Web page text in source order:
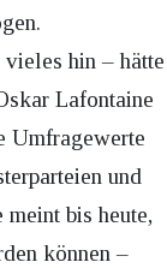
hin – hätte
Lafontaine
Umfragewerte
und
bis heute,
können –